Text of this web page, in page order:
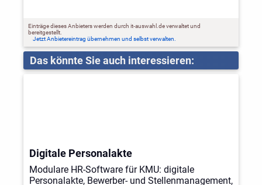
Einträge dieses Anbieters werden durch it-auswahl.de verwaltet und
bereitgestellt.
Jetzt Anbietereintrag übernehmen und selbst verwalten.
Das könnte Sie auch interessieren:
Digitale Personalakte
Modulare HR-Software für KMU: digitale
Personalakte, Bewerber- und Stellenmanagement,